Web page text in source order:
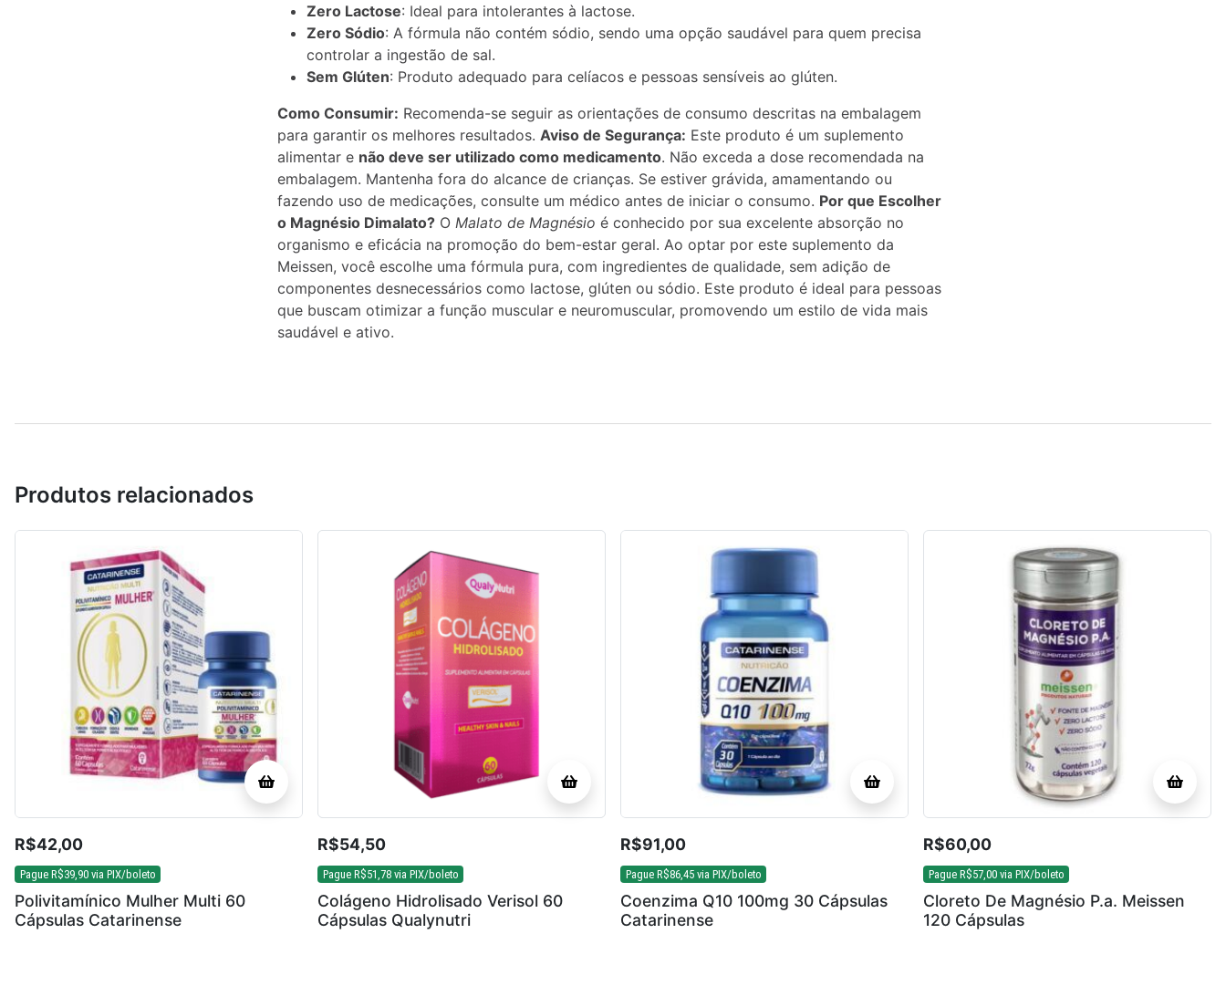
Zero Lactose: Ideal para intolerantes à lactose.
Zero Sódio: A fórmula não contém sódio, sendo uma opção saudável para quem precisa
controlar a ingestão de sal.
Sem Glúten: Produto adequado para celíacos e pessoas sensíveis ao glúten.
Como Consumir: Recomenda-se seguir as orientações de consumo descritas na embalagem
para garantir os melhores resultados. Aviso de Segurança: Este produto é um suplemento
alimentar e não deve ser utilizado como medicamento. Não exceda a dose recomendada na
embalagem. Mantenha fora do alcance de crianças. Se estiver grávida, amamentando ou
fazendo uso de medicações, consulte um médico antes de iniciar o consumo. Por que Escolher
o Magnésio Dimalato? O Malato de Magnésio é conhecido por sua excelente absorção no
organismo e eficácia na promoção do bem-estar geral. Ao optar por este suplemento da
Meissen, você escolhe uma fórmula pura, com ingredientes de qualidade, sem adição de
componentes desnecessários como lactose, glúten ou sódio. Este produto é ideal para pessoas
que buscam otimizar a função muscular e neuromuscular, promovendo um estilo de vida mais
saudável e ativo.
Produtos relacionados
R$42,00
Pague R$39,90 via PIX/boleto
Polivitamínico Mulher Multi 60
Cápsulas Catarinense
R$54,50
Pague R$51,78 via PIX/boleto
Colágeno Hidrolisado Verisol 60
Cápsulas Qualynutri
R$91,00
Pague R$86,45 via PIX/boleto
Coenzima Q10 100mg 30 Cápsulas
Catarinense
R$60,00
Pague R$57,00 via PIX/boleto
Cloreto De Magnésio P.a. Meissen
120 Cápsulas